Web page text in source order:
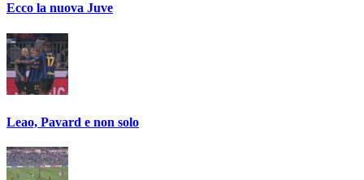
Ecco la nuova Juve
Leao, Pavard e non solo